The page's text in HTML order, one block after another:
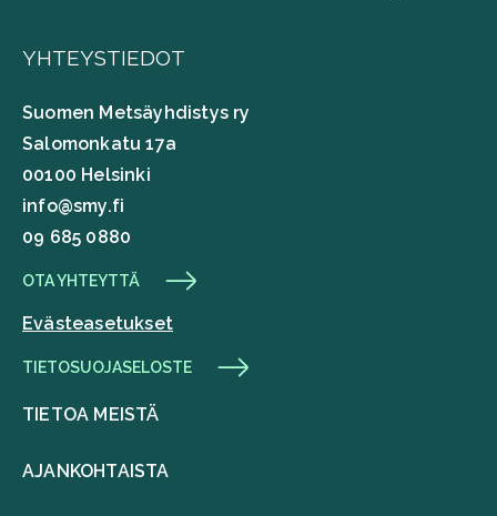
YHTEYSTIEDOT
Suomen Metsäyhdistys ry
Salomonkatu 17a
00100 Helsinki
info@smy.fi
09 685 0880
OTA YHTEYTTÄ
Evästeasetukset
TIETOSUOJASELOSTE
TIETOA MEISTÄ
AJANKOHTAISTA